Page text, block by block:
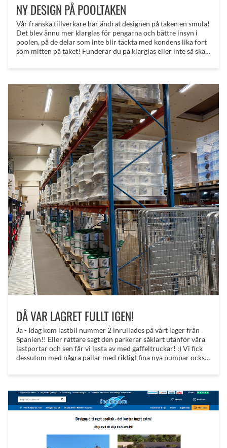
NY DESIGN PÅ POOLTAKEN
Vår franska tillverkare har ändrat designen på taken en smula!
Det blev ännu mer klarglas för pengarna och bättre insyn i
poolen, på de delar som inte blir täckta med kondens lika fort
som mitten på taket! Funderar du på klarglas eller inte så ska
DÅ VAR LAGRET FULLT IGEN!
Ja - Idag kom lastbil nummer 2 inrullades på vårt lager från
Spanien!! Eller rättare sagt den parkerar såklart utanför våra
lastportar och sen får vi lasta av med gaffeltruckar! :) Vi fick
dessutom med några pallar med riktigt fina nya pumpar också